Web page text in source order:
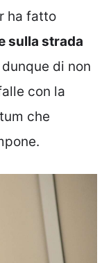
ha fatto
sulla strada
dunque di non
con la
che